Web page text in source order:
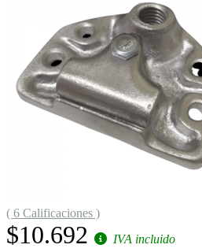
( 6 Calificaciones )
$10.692 IVA incluido